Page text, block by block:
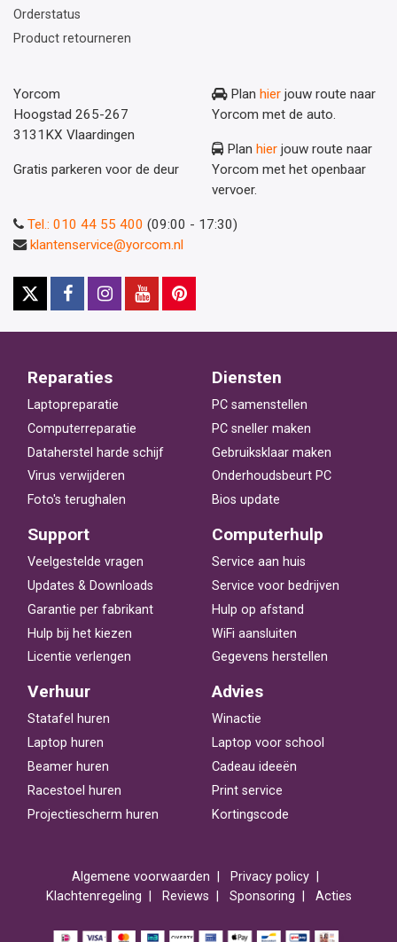
Orderstatus
Product retourneren
Yorcom
Hoogstad 265-267
3131KX Vlaardingen
Gratis parkeren voor de deur
Plan hier jouw route naar
Yorcom met de auto.
Plan hier jouw route naar
Yorcom met het openbaar
vervoer.
Tel.: 010 44 55 400 (09:00 - 17:30)
klantenservice@yorcom.nl
Reparaties
Laptopreparatie
Computerreparatie
Dataherstel harde schijf
Virus verwijderen
Foto's terughalen
Diensten
PC samenstellen
PC sneller maken
Gebruiksklaar maken
Onderhoudsbeurt PC
Bios update
Support
Veelgestelde vragen
Updates & Downloads
Garantie per fabrikant
Hulp bij het kiezen
Licentie verlengen
Computerhulp
Service aan huis
Service voor bedrijven
Hulp op afstand
WiFi aansluiten
Gegevens herstellen
Verhuur
Statafel huren
Laptop huren
Beamer huren
Racestoel huren
Projectiescherm huren
Advies
Winactie
Laptop voor school
Cadeau ideeën
Print service
Kortingscode
Algemene voorwaarden
Privacy policy
Klachtenregeling
Reviews Sponsoring Acties